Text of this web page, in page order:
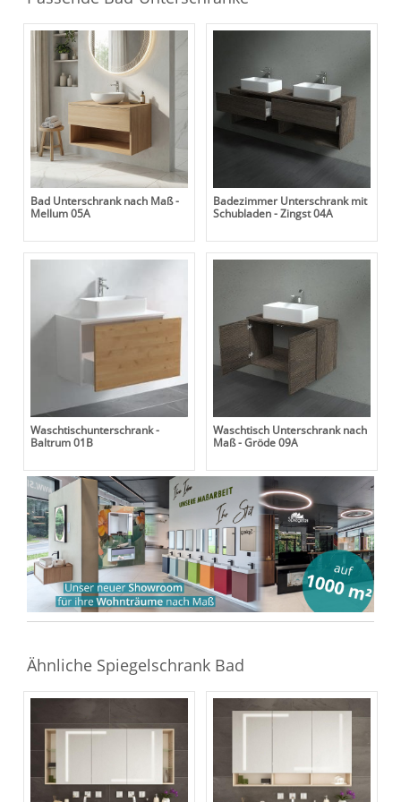
Bad Unterschrank nach Maß -
Mellum 05A
Badezimmer Unterschrank mit
Schubladen - Zingst 04A
Waschtischunterschrank -
Baltrum 01B
Waschtisch Unterschrank nach
Maß - Gröde 09A
Ähnliche Spiegelschrank Bad